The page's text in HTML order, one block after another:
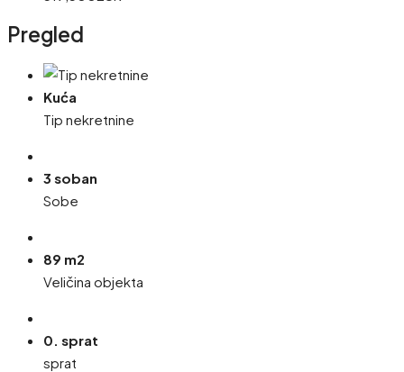
Pregled
Kuća
Tip nekretnine
3 soban
Sobe
89 m2
Veličina objekta
0. sprat
sprat